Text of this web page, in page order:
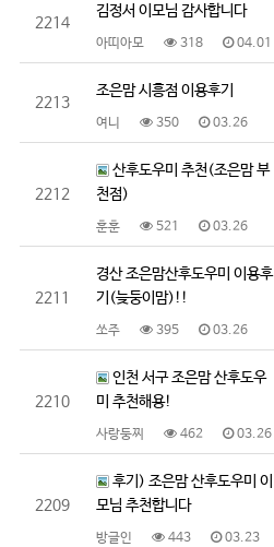
2214
김정서 이모님 감사합니다
아띠아모 318 04.01
2213
조은맘 시흥점 이용후기
여니 350 03.26
2212
산후도우미 추천(조은맘 부
천점)
훈훈 521 03.26
2211
경산 조은맘산후도우미 이용후
기(늦둥이맘)!!
쏘주 395 03.26
2210
인천 서구 조은맘 산후도우
미 추천해용!
사랑둥찌 462 03.26
2209
후기) 조은맘 산후도우미 이
모님 추천합니다
방글인 443 03.23